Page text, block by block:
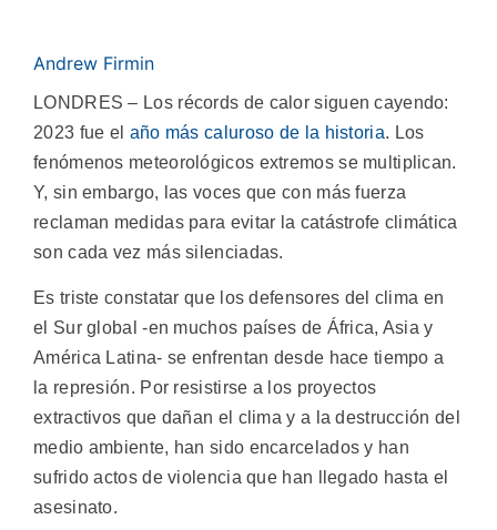
Andrew Firmin
LONDRES – Los récords de calor siguen cayendo:
2023 fue el año más caluroso de la historia. Los
fenómenos meteorológicos extremos se multiplican.
Y, sin embargo, las voces que con más fuerza
reclaman medidas para evitar la catástrofe climática
son cada vez más silenciadas.
Es triste constatar que los defensores del clima en
el Sur global -en muchos países de África, Asia y
América Latina- se enfrentan desde hace tiempo a
la represión. Por resistirse a los proyectos
extractivos que dañan el clima y a la destrucción del
medio ambiente, han sido encarcelados y han
sufrido actos de violencia que han llegado hasta el
asesinato.